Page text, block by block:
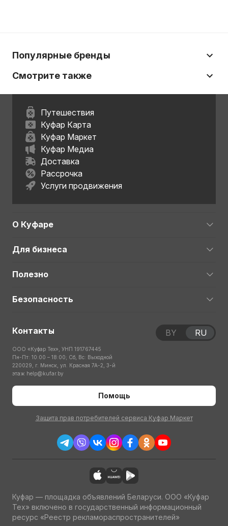
Популярные бренды
Смотрите также
Путешествия
Куфар Карта
Куфар Маркет
Куфар Медиа
Доставка
Рассрочка
Услуги продвижения
О Куфаре
Для бизнеса
Полезно
Безопасность
Контакты
ООО «Куфар Тех», УНП 191767445
Пн-Пт: 10:00 – 18:00; Сб, Вс: Выходной
220029, г. Минск, ул. Красная 7А-2, 3-й
этаж help@kufar.by
Помощь
Защита прав потребителей сервиса Куфар Маркет
BY RU
Куфар — площадка объявлений Беларуси. ООО «Куфар
Тех» включено в государственный информационный
ресурс «Реестр рекламораспространителей»